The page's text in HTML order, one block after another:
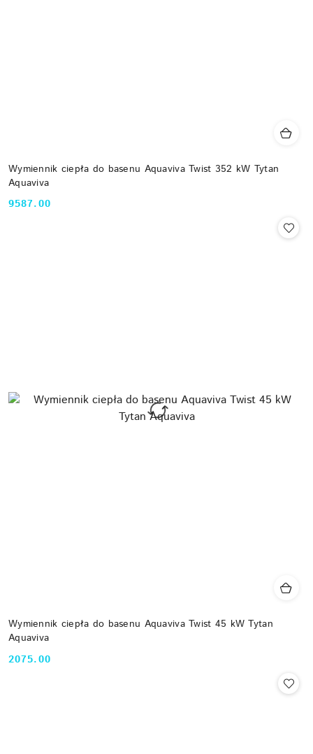
Wymiennik ciepła do basenu Aquaviva Twist 352 kW Tytan
Aquaviva
Cena:
9587.00
Wymiennik ciepła do basenu Aquaviva Twist 45 kW Tytan
Aquaviva
Cena:
2075.00